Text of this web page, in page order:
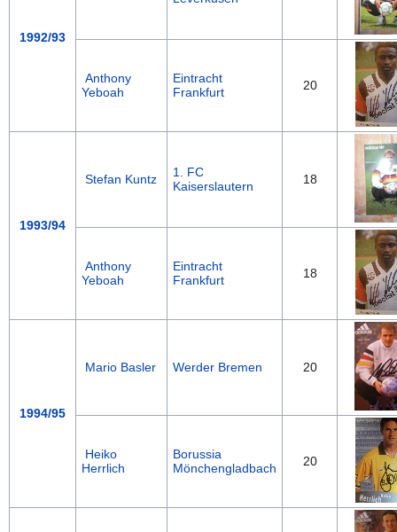
1992/93
Anthony
Yeboah
Eintracht
Frankfurt
20
1993/94
Stefan Kuntz
1. FC
Kaiserslautern
18
Anthony
Yeboah
Eintracht
Frankfurt
18
1994/95
Mario Basler Werder Bremen 20
Heiko
Herrlich
Borussia
Mönchengladbach
20